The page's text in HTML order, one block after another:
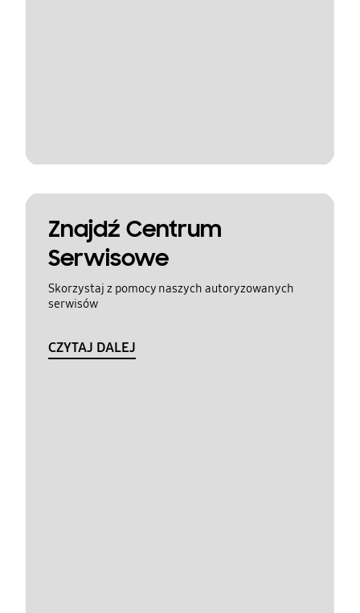
Znajdź Centrum
Serwisowe
Skorzystaj z pomocy naszych autoryzowanych
serwisów
CZYTAJ DALEJ